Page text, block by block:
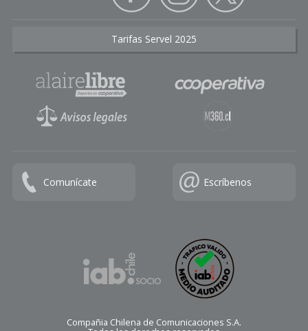
Tarifas Servel 2025
Comunícate Escríbenos
Compañia Chilena de Comunicaciones S.A.